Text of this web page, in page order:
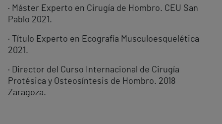
· Máster Experto en Cirugía de Hombro. CEU San
Pablo 2021.
· Título Experto en Ecografía Musculoesquelética
2021.
· Director del Curso Internacional de Cirugía
Protésica y Osteosíntesis de Hombro. 2018
Zaragoza.